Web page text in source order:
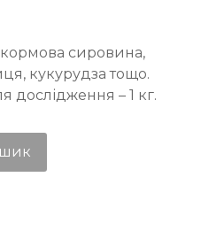
сировина,
кукурудза тощо.
дослідження – 1 кг.